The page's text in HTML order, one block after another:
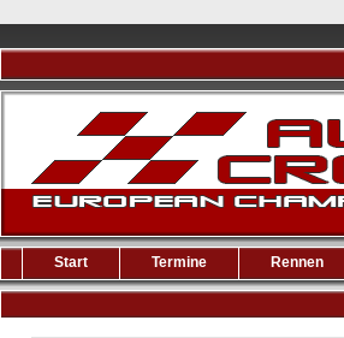
Start Termine Rennen